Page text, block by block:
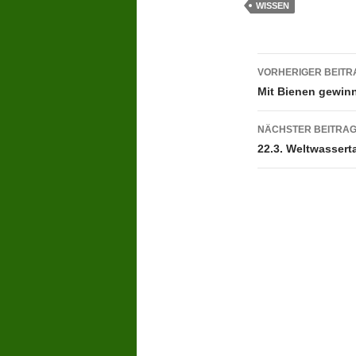
WISSEN
VORHERIGER
Mit Bienen
NÄCHSTER BEITRAG
22.3.